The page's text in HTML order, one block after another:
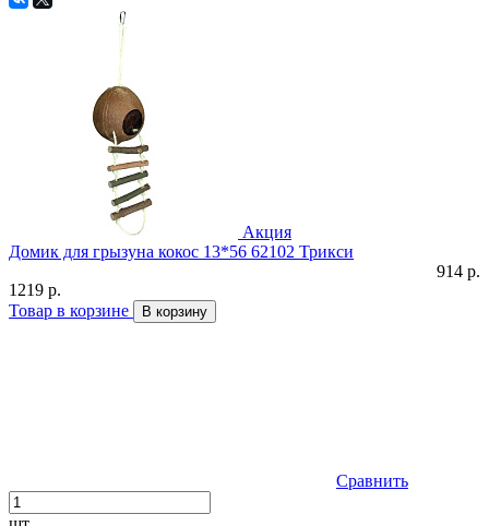
Акция
Домик для грызуна кокос 13*56 62102 Трикси
914 р.
1219 р.
Товар в корзине
В корзину
Сравнить